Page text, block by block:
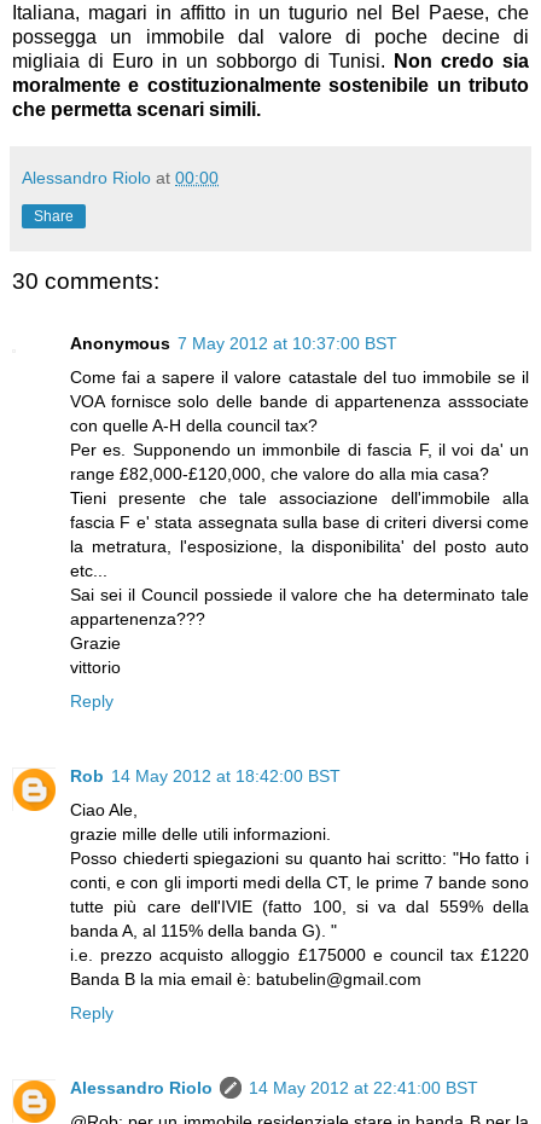
Italiana, magari in affitto in un tugurio nel Bel Paese, che
possegga un immobile dal valore di poche decine di
migliaia di Euro in un sobborgo di Tunisi.
Non credo sia
moralmente e costituzionalmente sostenibile un tributo
che permetta scenari simili.
Alessandro Riolo at 00:00
Share
30 comments:
Anonymous 7 May 2012 at 10:37:00 BST
Come fai a sapere il valore catastale del tuo immobile se il
VOA fornisce solo delle bande di appartenenza asssociate
con quelle A-H della council tax?
Per es. Supponendo un immonbile di fascia F, il voi da' un
range £82,000-£120,000, che valore do alla mia casa?
Tieni presente che tale associazione dell'immobile alla
fascia F e' stata assegnata sulla base di criteri diversi come
la metratura, l'esposizione, la disponibilita' del posto auto
etc...
Sai sei il Council possiede il valore che ha determinato tale
appartenenza???
Grazie
vittorio
Reply
Rob 14 May 2012 at 18:42:00 BST
Ciao Ale,
grazie mille delle utili informazioni.
Posso chiederti spiegazioni su quanto hai scritto: "Ho fatto i
conti, e con gli importi medi della CT, le prime 7 bande sono
tutte più care dell'IVIE (fatto 100, si va dal 559% della
banda A, al 115% della banda G). "
i.e. prezzo acquisto alloggio £175000 e council tax £1220
Banda B la mia email è: batubelin@gmail.com
Reply
Alessandro Riolo
14 May 2012 at 22:41:00 BST